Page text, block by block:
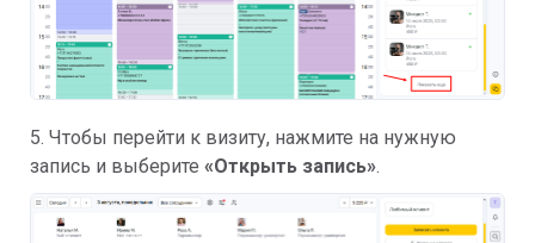
5. Чтобы перейти к визиту, нажмите на нужную
запись и выберите «Открыть запись».